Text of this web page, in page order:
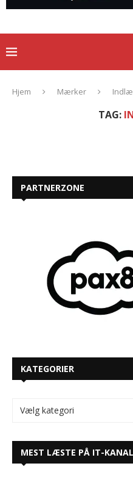
Hjem Mærker
TAG:
PARTNERZONE
KATEGORIER
MEST LÆSTE PÅ IT-